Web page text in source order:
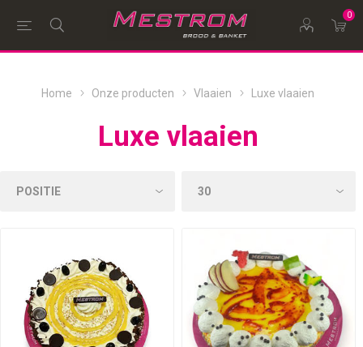
0
Home Onze producten Vlaaien Luxe vlaaien
Luxe vlaaien